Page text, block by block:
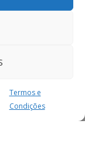
Termos e
Condições